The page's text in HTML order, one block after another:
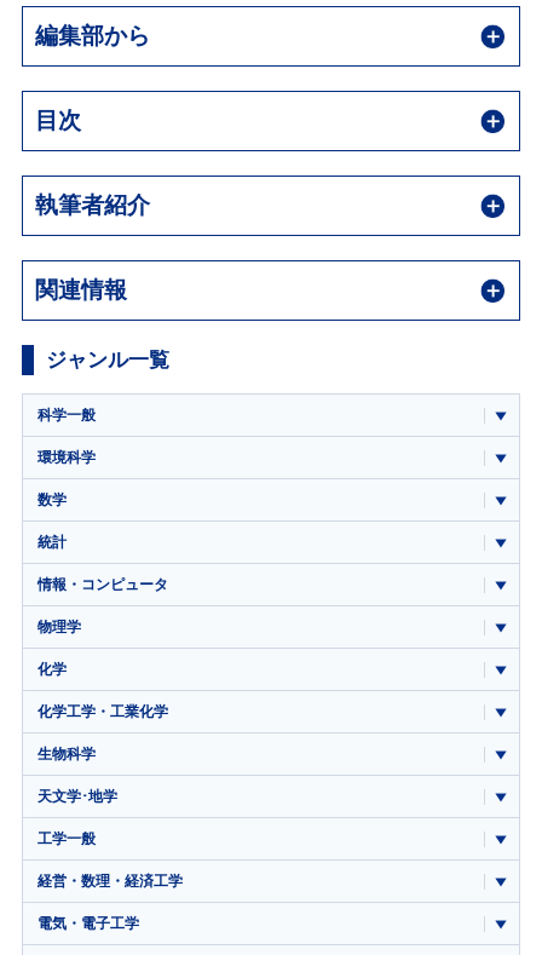
編集部から
目次
執筆者紹介
関連情報
ジャンル一覧
科学一般
環境科学
数学
統計
情報・コンピュータ
物理学
化学
化学工学・工業化学
生物科学
天文学･地学
工学一般
経営・数理・経済工学
電気・電子工学